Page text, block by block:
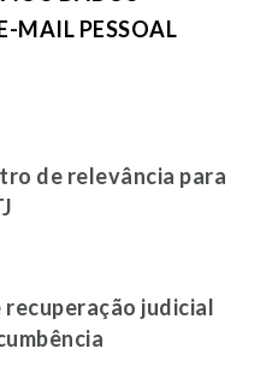
MAIL PESSOAL
de relevância para
recuperação judicial